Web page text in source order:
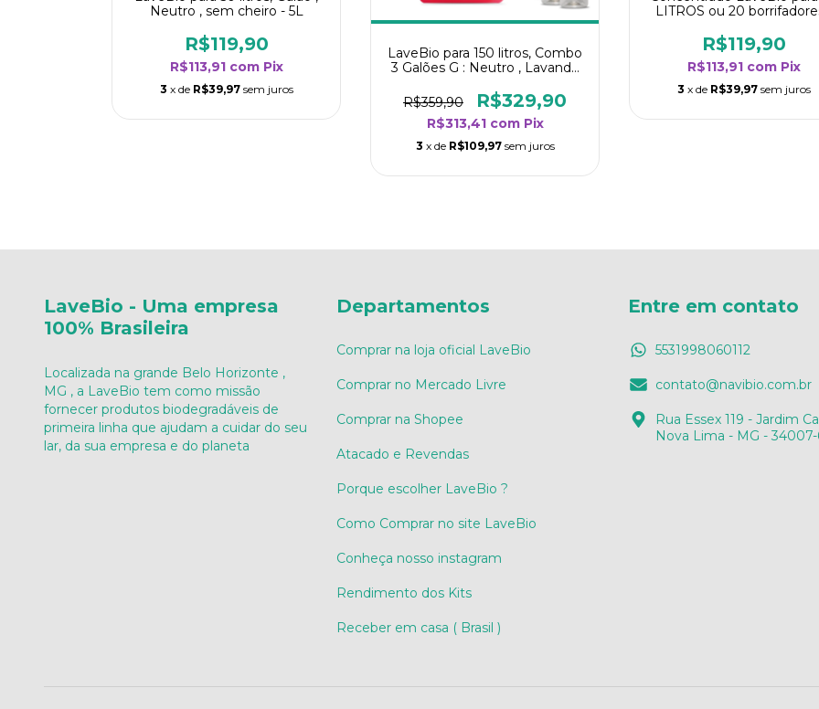
Neutro , sem cheiro - 5L
R$119,90
R$113,91 com Pix
3 x de R$39,97 sem juros
LaveBio para 150 litros, Combo
3 Galões G : Neutro , Lavanda
borrifadores
R$359,90 R$329,90
R$313,41 com Pix
3 x de R$109,97 sem juros
LITROS ou 20
- Flor de Laranjeira
R$119,90
R$113,91 com Pix
3 x de R$39,97 sem juros
LaveBio - Uma empresa
100% Brasileira
Localizada na grande Belo Horizonte ,
MG , a LaveBio tem como missão
fornecer produtos biodegradáveis de
primeira linha que ajudam a cuidar do seu
lar, da sua empresa e do planeta
Departamentos
Comprar na loja oficial LaveBio
Comprar no Mercado Livre
Comprar na Shopee
Atacado e Revendas
Porque escolher LaveBio ?
Como Comprar no site LaveBio
Conheça nosso instagram
Rendimento dos Kits
Receber em casa ( Brasil )
Entre em contato
5531998060112
contato@navibio.com.br
Rua Essex 119 - Jardim
Nova Lima - MG -